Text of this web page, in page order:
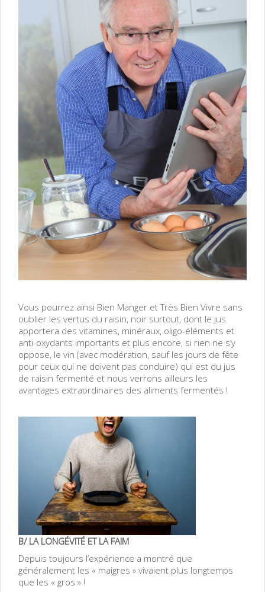
Vous pourrez ainsi Bien Manger et Très Bien Vivre sans
oublier les vertus du raisin, noir surtout, dont le jus
apportera des vitamines, minéraux, oligo-éléments et
anti-oxydants importants et plus encore, si rien ne s’y
oppose, le vin (avec modération, sauf les jours de fête
pour ceux qui ne doivent pas conduire) qui est du jus
de raisin fermenté et nous verrons ailleurs les
avantages extraordinaires des aliments fermentés !
B/ LA LONGÉVITÉ ET LA FAIM
Depuis toujours l’expérience a montré que
généralement les « maigres » vivaient plus longtemps
que les « gros » !